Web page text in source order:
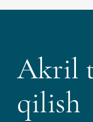
Akril
qilish